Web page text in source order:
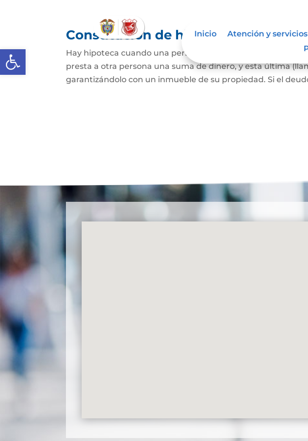
Abrir barra de herramientas
Inicio Atención y
Constitución de hipoteca
Hay hipoteca cuando una persona, o un banco o una
presta a otra persona una suma de dinero, y esta última
garantizándolo con un inmueble de su propiedad. Si el